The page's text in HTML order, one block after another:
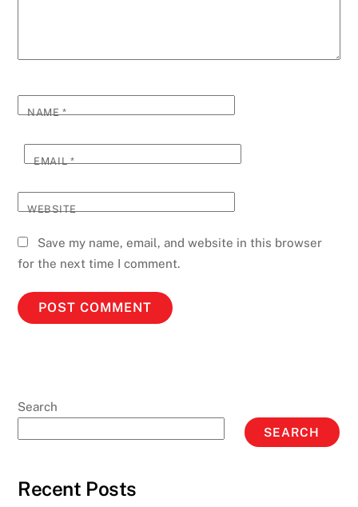
NAME*
EMAIL*
WEBSITE
Save my name, email, and website in this browser
for the next time I comment.
Search
SEARCH
Recent Posts